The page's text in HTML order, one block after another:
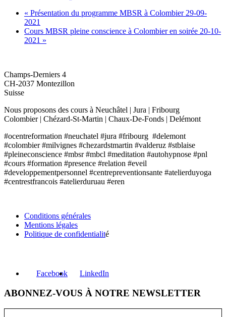
« Présentation du programme MBSR à Colombier 29-09-
2021
Cours MBSR pleine conscience à Colombier en soirée 20-10-
2021 »
Champs-Derniers 4
CH-2037 Montezillon
Suisse
Nous proposons des cours à Neuchâtel | Jura | Fribourg
Colombier | Chézard-St-Martin | Chaux-De-Fonds | Delémont
#ocentreformation #neuchatel #jura #fribourg #delemont
#colombier #milvignes #chezardstmartin #valderuz #stblaise
#pleineconscience #mbsr #mbcl #meditation #autohypnose #pnl
#cours #formation #presence #relation #eveil
#developpementpersonnel #centrepreventionsante #atelierduyoga
#centrestfrancois #atelierduruau #eren
Conditions générales
Mentions légales
Politique de confidentialité
Facebook LinkedIn
ABONNEZ-VOUS À NOTRE NEWSLETTER